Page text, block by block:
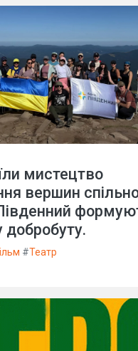
мистецтво
вершин
добробуту.
#Театр